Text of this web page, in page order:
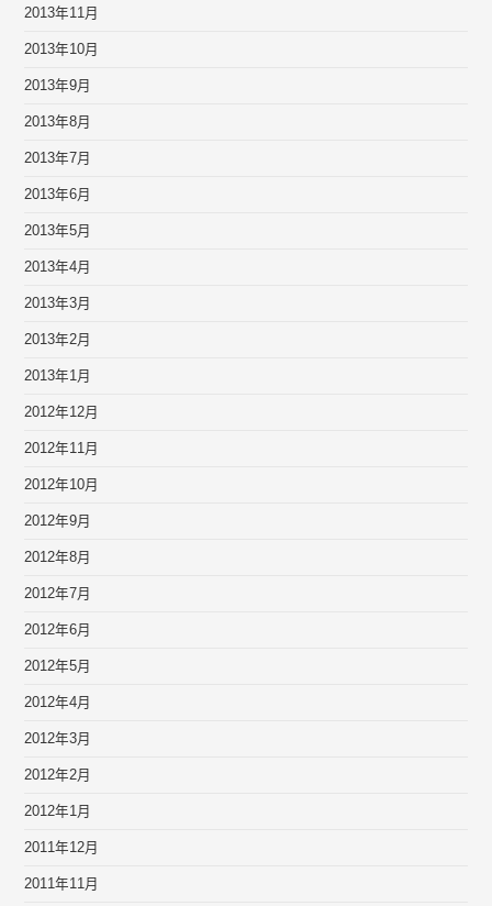
2013年11月
2013年10月
2013年9月
2013年8月
2013年7月
2013年6月
2013年5月
2013年4月
2013年3月
2013年2月
2013年1月
2012年12月
2012年11月
2012年10月
2012年9月
2012年8月
2012年7月
2012年6月
2012年5月
2012年4月
2012年3月
2012年2月
2012年1月
2011年12月
2011年11月